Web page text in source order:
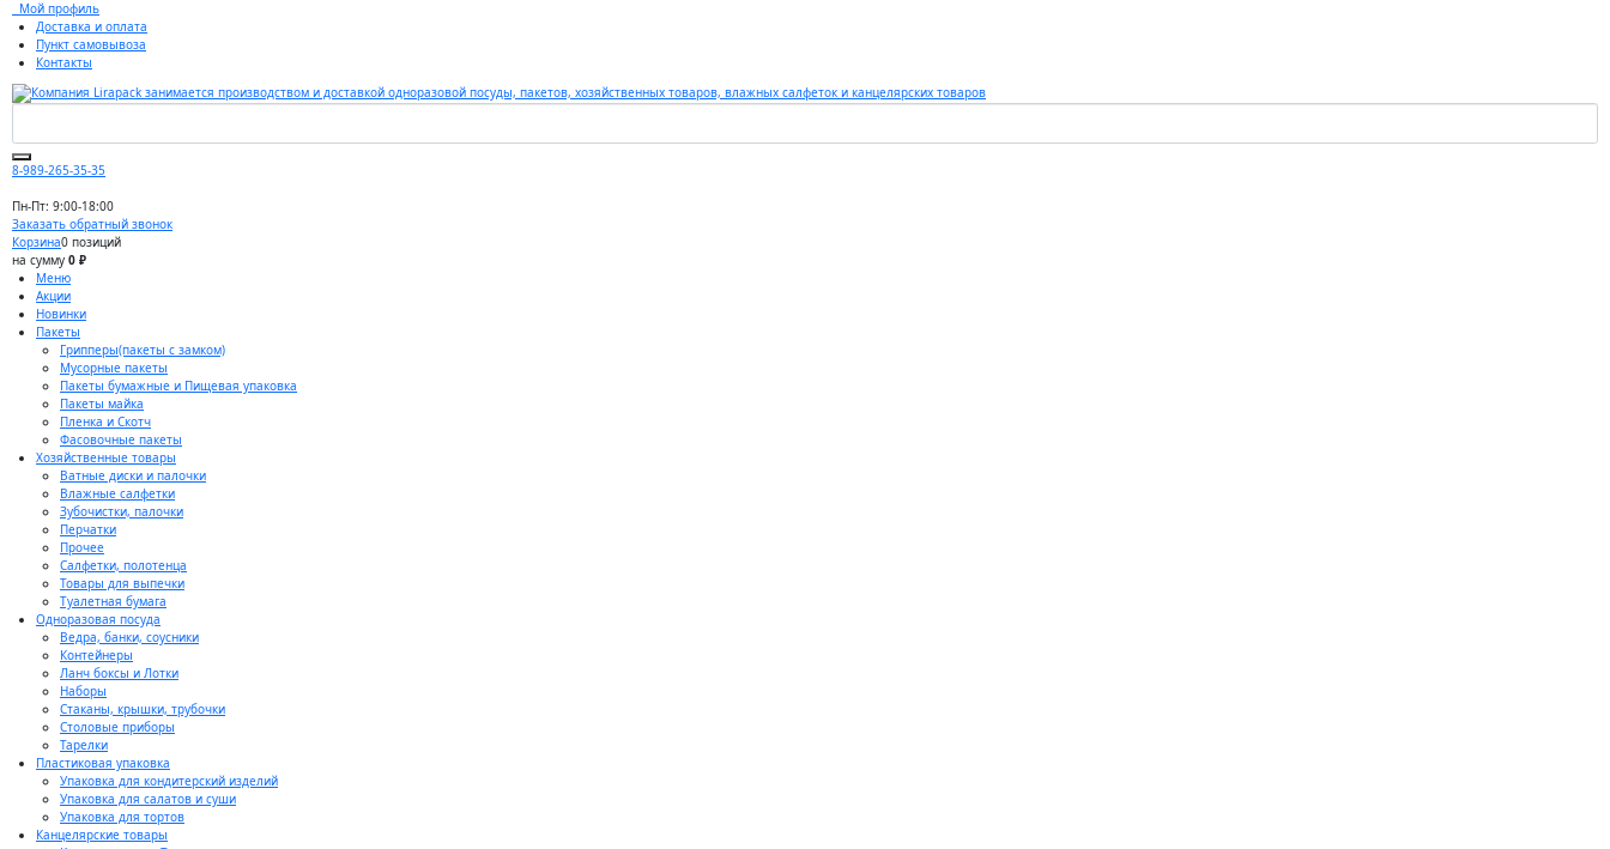
Мой профиль
Доставка и оплата
Пункт самовывоза
Контакты
8-989-265-35-35
Пн-Пт: 9:00-18:00
Заказать обратный звонок
Корзина0 позиций
на сумму 0 ₽
Меню
Акции
Новинки
Пакеты
Грипперы(пакеты с замком)
Мусорные пакеты
Пакеты бумажные и Пищевая упаковка
Пакеты майка
Пленка и Скотч
Фасовочные пакеты
Хозяйственные товары
Ватные диски и палочки
Влажные салфетки
Зубочистки, палочки
Перчатки
Прочее
Салфетки, полотенца
Товары для выпечки
Туалетная бумага
Одноразовая посуда
Ведра, банки, соусники
Контейнеры
Ланч боксы и Лотки
Наборы
Стаканы, крышки, трубочки
Столовые приборы
Тарелки
Пластиковая упаковка
Упаковка для кондитерский изделий
Упаковка для салатов и суши
Упаковка для тортов
Канцелярские товары